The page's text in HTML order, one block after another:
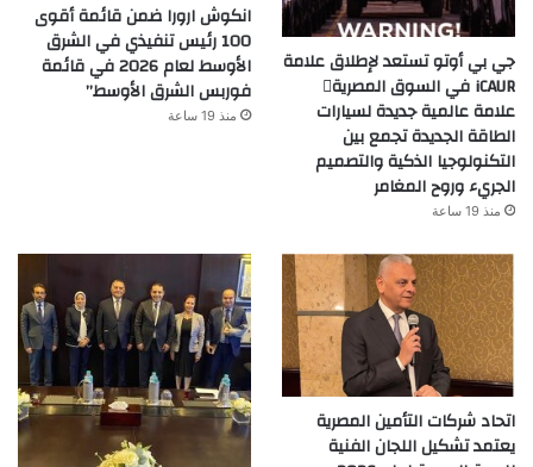
جي بي أوتو تستعد لإطلاق علامة
iCAUR في السوق المصرية
علامة عالمية جديدة لسيارات
الطاقة الجديدة تجمع بين
التكنولوجيا الذكية والتصميم
الجريء وروح المغامر
منذ 19 ساعة
انكوش ارورا ضمن قائمة أقوى
100 رئيس تنفيذي في الشرق
الأوسط لعام 2026 في قائمة
فوربس الشرق الأوسط”
منذ 19 ساعة
اتحاد شركات التأمين المصرية
يعتمد تشكيل اللجان الفنية